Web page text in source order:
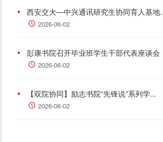
西安交大—中兴通讯研究生协同育人基地
2026-06-02
彭康书院召开毕业班学生干部代表座谈会
2026-06-02
【双院协同】励志书院“先锋说”系列学...
2026-06-02